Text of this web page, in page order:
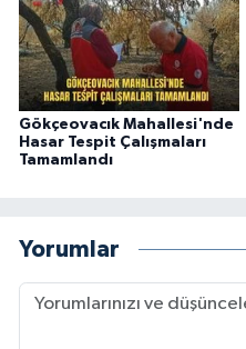
Gökçeovacık Mahallesi'nde
Hasar Tespit Çalışmaları
Tamamlandı
Yorumlar